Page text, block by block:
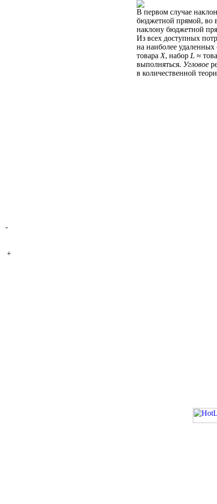
В первом случае
бюджетной прямой, во
наклону бюджетной
Из всех доступных
на наиболее
товара X, набор L ≈
выполняться. Угловое
в количественной
-
+